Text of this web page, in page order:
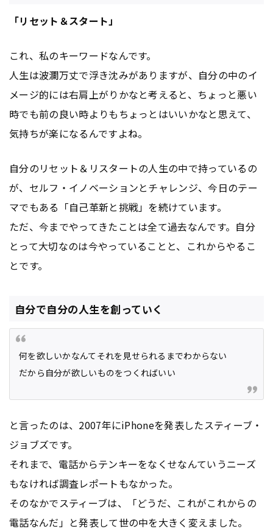
「リセット＆スタート」
これ、私のキーワードなんです。
人生は波瀾万丈で浮き沈みがありますが、自分の中のイ
メージ的には右肩上がりかなと考えると、ちょっと悪い
時でも前の良い時よりもちょっとはいいかなと思えて、
気持ちが楽になるんですよね。
自分のリセット＆リスタートの人生の中で持っているの
が、セルフ・イノベーションとチャレンジ、今日のテー
マでもある「自己革新と挑戦」を続けています。
ただ、今までやってきたことは全て過去なんです。自分
とって大切なのは今やっていることと、これからやるこ
とです。
自分で自分の人生を創っていく
何を欲しいかなんてそれを見せられるまでわからない
だから自分が欲しいものをつくればいい
と言ったのは、2007年にiPhoneを発表したスティーブ・
ジョブズです。
それまで、電話からテンキーをなくせなんていうニーズ
もなければ調査レポートもなかった。
そのなかでスティーブは、「どうだ、これがこれからの
電話なんだ」と発表して世の中を大きく変えました。